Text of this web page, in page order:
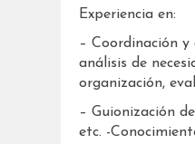
Experiencia en:
– Coordinación
análisis de
organización,
– Guionización
etc. -